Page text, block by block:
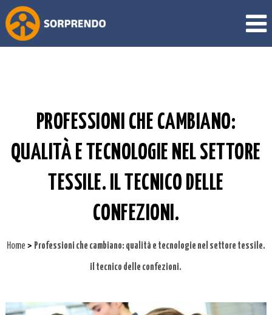
PROFESSIONI CHE CAMBIANO:
QUALITÀ E TECNOLOGIE NEL SETTORE
TESSILE. IL TECNICO DELLE
CONFEZIONI.
Home > Professioni che cambiano: qualità e tecnologie nel settore tessile.
il tecnico delle confezioni.